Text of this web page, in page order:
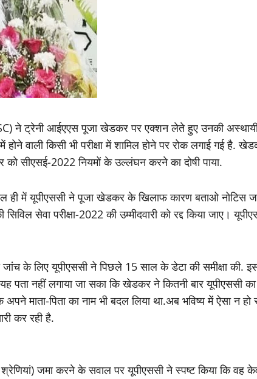
ने ट्रेनी आईएएस पूजा खेडकर पर एक्शन लेते हुए उनकी अस्थायी
वाली किसी भी परीक्षा में शामिल होने पर रोक लगाई गई है.
सीएसई-2022 नियमों के उल्लंघन करने का दोषी पाया.
में यूपीएससी ने पूजा खेडकर के खिलाफ कारण बताओ नोटिस
सेवा परीक्षा-2022 की उम्मीदवारी को रद्द किया जाए।
के लिए यूपीएससी ने पिछले 15 साल के डेटा की समीक्षा की.
नहीं लगाया जा सका कि खेडकर ने कितनी बार यूपीएससी का
अपने माता-पिता का नाम भी बदल लिया था.अब भविष्य में ऐसा न
कर रही है.
जमा करने के सवाल पर यूपीएससी ने स्पष्ट किया कि वह